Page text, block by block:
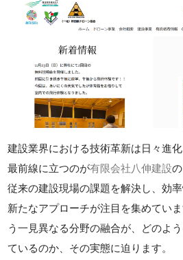
建設業界における技術革新は日々進
最前線に立つのが有限会社八伸建設
従来の建設現場の課題を解決し、効
新たなアプローチが注目を集めてい
う一見異なる分野の融合が、どのよ
ているのか、その実態に迫ります。